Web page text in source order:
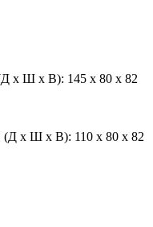
х Ш х В): 145 х 80 х 82
(Д х Ш х В): 110 х 80 х 82